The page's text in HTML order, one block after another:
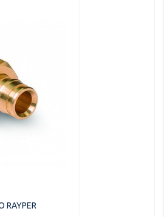
RAYPER